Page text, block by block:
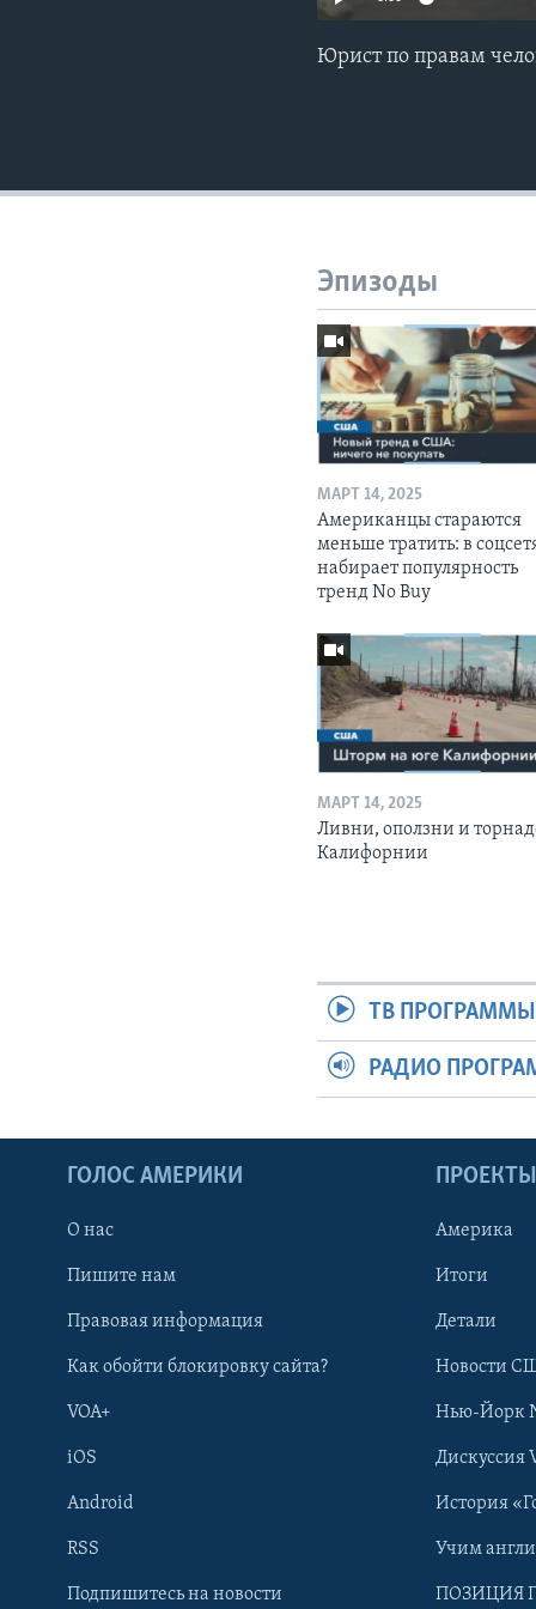
Learning English
Юрист по правам
Эпизоды
МАРТ 14, 2025
Американцы стараются
меньше тратить: в
набирает популярность
тренд No Buy
МАРТ 14, 2025
Ливни, оползни и
Калифорнии
ТВ ПРОГРАММЫ
РАДИО
ГОЛОС АМЕРИКИ
О нас
Пишите нам
Правовая информация
Как обойти блокировку сайта?
VOA+
iOS
Android
RSS
Подпишитесь на новости
ПРОЕКТЫ
Америка
Итоги
Детали
Новости
Нью-Йорк
Дискуссия
История
Учим
ПОЗИЦИЯ